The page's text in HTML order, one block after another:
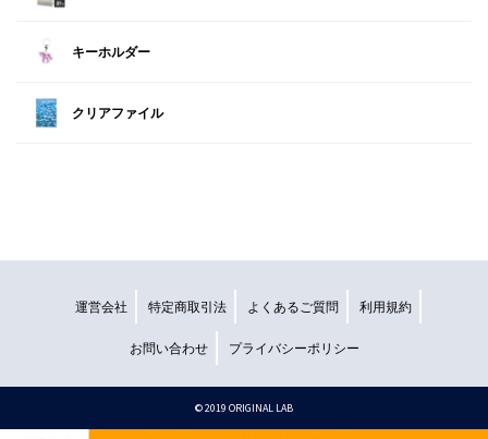
キーホルダー
クリアファイル
運営会社 特定商取引法 よくあるご質問 利用規約
お問い合わせ プライバシーポリシー
©︎ 2019 ORIGINAL LAB